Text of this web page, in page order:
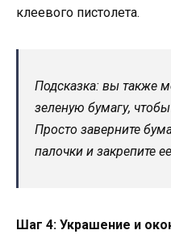
клеевого пистолета.
Подсказка: вы также
зеленую бумагу,
Просто заверните
палочки и закрепите
Шаг 4: Украшение и